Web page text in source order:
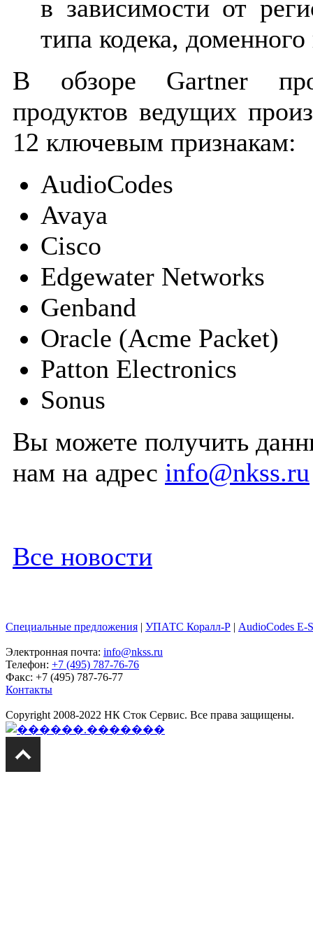
в зависимости от
типа кодека,
В обзоре Gartner
продуктов ведущих
12 ключевым признакам:
AudioCodes
Avaya
Cisco
Edgewater Networks
Genband
Oracle (Acme Packet)
Patton Electronics
Sonus
Вы можете получить
нам на адрес info@nkss.ru
Все новости
Специальные предложения | УПАТС Коралл-Р | AudioCodes E-
Электронная почта: info@nkss.ru
Телефон: +7 (495) 787-76-76
Факс: +7 (495) 787-76-77
Контакты
Copyright 2008-2022 НК Сток Сервис. Все права защищены.